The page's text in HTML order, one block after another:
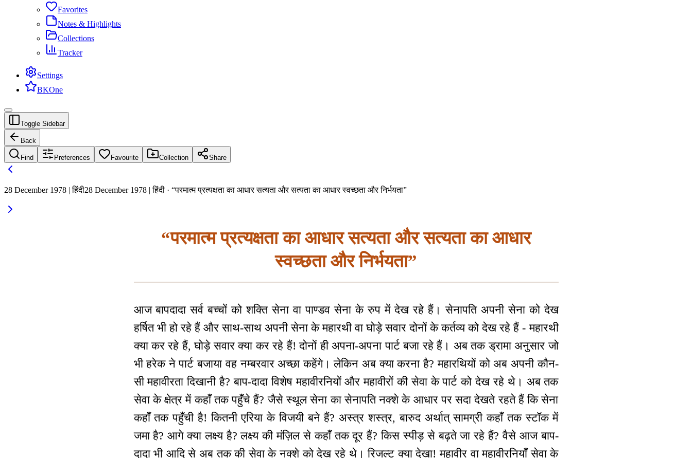
Favorites
Notes & Highlights
Collections
Tracker
Settings
BKOne
Toggle Sidebar
Back
Find Preferences Favourite Collection Share
28 December 1978 | हिंदी28 December 1978 | हिंदी · “परमात्म प्रत्यक्षता का आधार सत्यता और सत्यता का आधार स्वच्छता और निर्भयता”
“परमात्म प्रत्यक्षता का आधार सत्यता और सत्यता का आधार
स्वच्छता और निर्भयता”
आज बापदादा सर्व बच्चों को शक्ति सेना वा पाण्डव सेना के रुप में देख रहे हैं। सेनापति अपनी सेना को देख
हर्षित भी हो रहे हैं और साथ-साथ अपनी सेना के महारथी वा घोड़े सवार दोनों के कर्तव्य को देख रहे हैं - महारथी
क्या कर रहे हैं, घोड़े सवार क्या कर रहे हैं! दोनों ही अपना-अपना पार्ट बजा रहे हैं। अब तक ड्रामा अनुसार जो
भी हरेक ने पार्ट बजाया वह नम्बरवार अच्छा कहेंगे। लेकिन अब क्या करना है? महारथियों को अब अपनी कौन-
सी महावीरता दिखानी है? बाप-दादा विशेष महावीरनियों और महावीरों की सेवा के पार्ट को देख रहे थे। अब तक
सेवा के क्षेत्र में कहाँ तक पहुँचे हैं? जैसे स्थूल सेना का सेनापति नक्शे के आधार पर सदा देखते रहते हैं कि सेना
कहाँ तक पहुँची है! कितनी एरिया के विजयी बने हैं? अस्त्र शस्त्र, बारुद अर्थात् सामग्री कहाँ तक स्टॉक में
जमा है? आगे क्या लक्ष्य है? लक्ष्य की मंज़िल से कहाँ तक दूर हैं? किस स्पीड़ से बढ़ते जा रहे हैं? वैसे आज बाप-
दादा भी आदि से अब तक की सेवा के नक्शे को देख रहे थे। रिजल्ट क्या देखा! महावीर वा महावीरनियाँ सेवा के